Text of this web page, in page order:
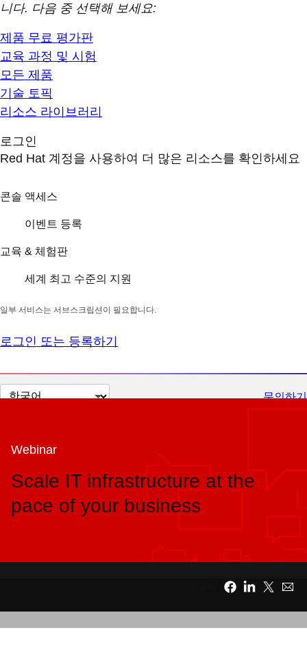
니다. 다음 중 선택해 보세요:
제품 무료 평가판
교육 과정 및 시험
모든 제품
기술 토픽
리소스 라이브러리
로그인
Red Hat 계정을 사용하여 더 많은 리소스를 확인하세요
콘솔 액세스
이벤트 등록
교육 & 체험판
세계 최고 수준의 지원
일부 서비스는 서브스크립션이 필요합니다.
로그인 또는 등록하기
페
언
변
경
문의하기
Webinar
Scale IT infrastructure at the
pace of your business